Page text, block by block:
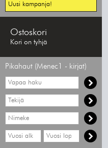
Uusi kampanja!
Ostoskori
Kori on tyhjä
Pikahaut (Menec1 - kirjat)
Vapaa
haku
Hae
tekijää
Hae
nimekettä
Hae
vähimmäisvuosi
Hae
enimmäisvuosi